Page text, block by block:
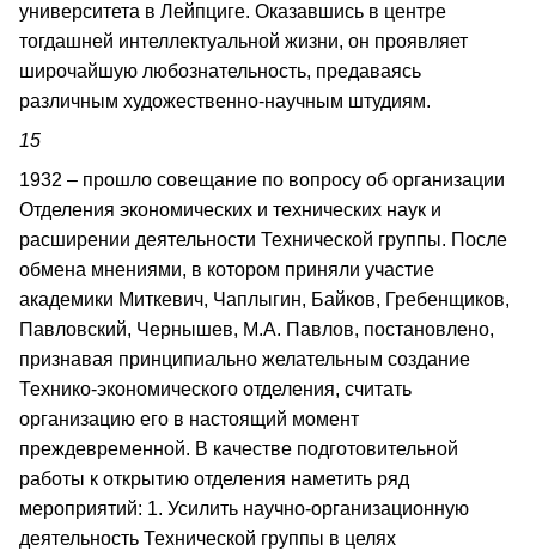
университета в Лейпциге. Оказавшись в центре
тогдашней интеллектуальной жизни, он проявляет
широчайшую любознательность, предаваясь
различным художественно-научным штудиям.
15
1932 – прошло совещание по вопросу об организации
Отделения экономических и технических наук и
расширении деятельности Технической группы. После
обмена мнениями, в котором приняли участие
академики Миткевич, Чаплыгин, Байков, Гребенщиков,
Павловский, Чернышев, М.А. Павлов, постановлено,
признавая принципиально желательным создание
Технико-экономического отделения, считать
организацию его в настоящий момент
преждевременной. В качестве подготовительной
работы к открытию отделения наметить ряд
мероприятий: 1. Усилить научно-организационную
деятельность Технической группы в целях